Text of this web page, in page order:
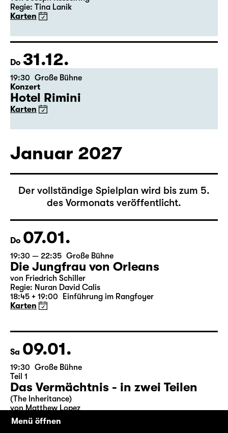
19:30 — 22:00 Große Bühne
Wiederaufnahme
Arsen und Spitzenhäubchen
von Joseph Kesselring
Regie: Tina Lanik
Karten
Do 31.12.
Große Bühne
Karten
Januar 2027
Der vollständige Spielplan wird bis zum 5.
des Vormonats veröffentlicht.
Do 07.01.
19:30 — 22:35 Große Bühne
Die Jungfrau von Orleans
18:45 + 19:00 Einführung im Rangfoyer
Karten
Sa 09.01.
19:30 Große Bühne
Das Vermächtnis - in zwei Teilen
Menü öffnen